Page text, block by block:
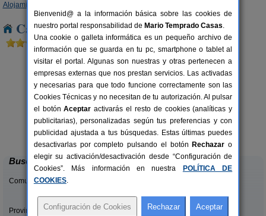
Alojamientos
Casas Rurales cerca de Caracenilla
10-20+6 pers.
desde40 €
Casas Rurales El Pinar
El Picazo (Cuenca)
Buscar
Comunidades:
Provincias/Islas:
Bienvenid@ a la información básica sobre las cookies de
nuestro portal responsabilidad de Mario Temprado Casas.
Una cookie o galleta informática es un pequeño archivo de
información que se guarda en tu pc, smartphone o tablet al
visitar el portal. Algunas son nuestras y otras pertenecen a
empresas externas que nos prestan servicios. Las activadas
y necesarias para que todo funcione correctamente son las
Cookies Técnicas y no necesitan de tu autorización. Al pulsar
el botónAceptar activarás el resto de cookies (analíticas y
publicitarias), personalizadas según tus preferencias y con
publicidad ajustada a tus búsquedas. Estas últimas puedes
desactivarlas por completo pulsando el botón Rechazar o
elegir su activación/desactivación desde “Configuración de
Cookies”. Más información en nuestra
POLÍTICA DE
COOKIES.